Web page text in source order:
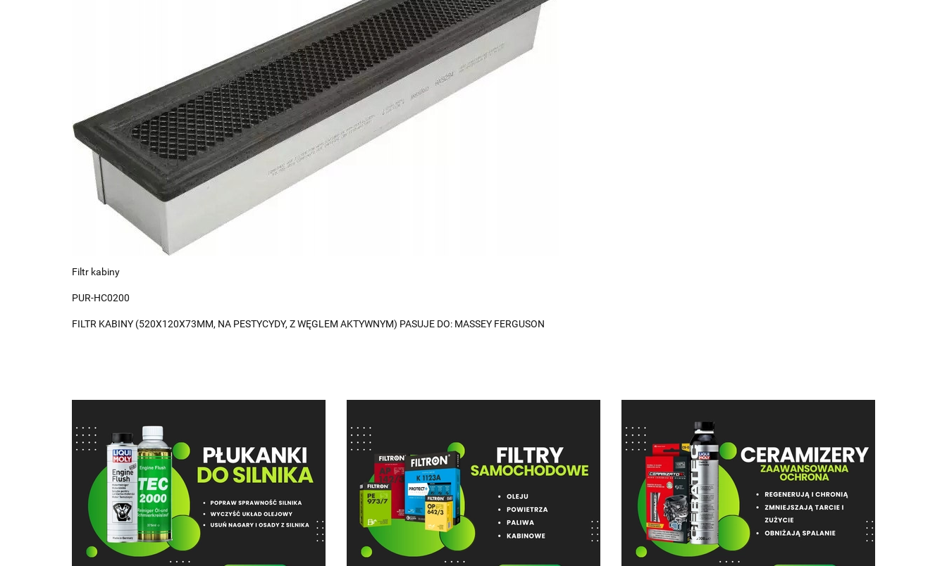
Filtr kabiny
PUR-HC0200
FILTR KABINY (520X120X73MM, NA PESTYCYDY, Z WĘGLEM AKTYWNYM) PASUJE DO: MASSEY FERGUSON